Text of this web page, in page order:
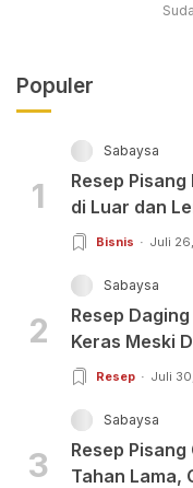
Populer
1
Sabaysa
Resep
di Luar dan
Bisnis Juli
2
Sabaysa
Resep
Keras Meski
Resep Juli
3
Sabaysa
Resep
Tahan Lama,